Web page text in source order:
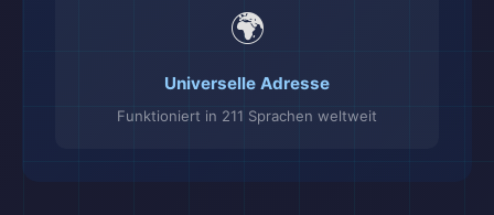
🌍
Universelle Adresse
Funktioniert in 211 Sprachen weltweit